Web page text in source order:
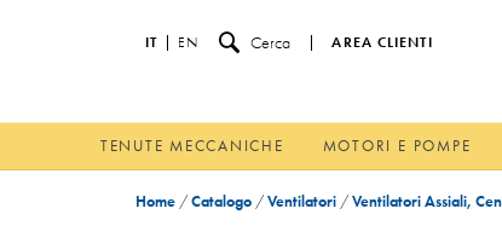
IT EN Cerca AREA CLIENTI
TENUTE MECCANICHE MOTORI E POMPE
Home /Catalogo /Ventilatori /Ventilatori Assiali,